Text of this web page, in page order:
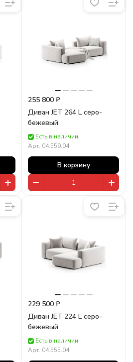
255 800 ₽
Диван JET 264 L серо-
бежевый
Есть в наличии
Арт. 04.559.04
В корзину
229 500 ₽
Диван JET 224 L серо-
бежевый
Есть в наличии
Арт. 04.555.04